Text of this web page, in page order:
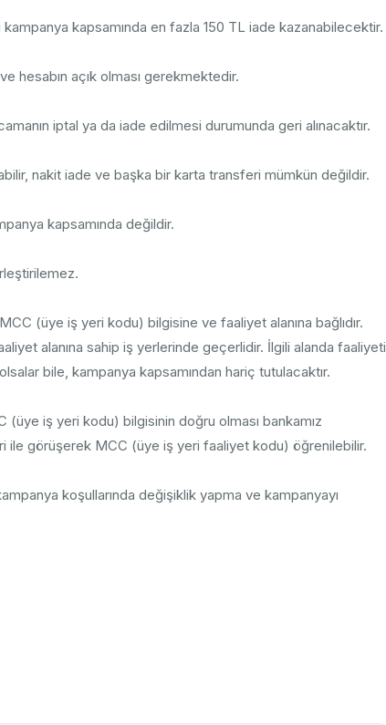
kapsamında en fazla 150 TL iade kazanabilecektir.
hesabın açık olması gerekmektedir.
iptal ya da iade edilmesi durumunda geri alınacaktır.
nakit iade ve başka bir karta transferi mümkün değildir.
kapsamında değildir.
(üye iş yeri kodu) bilgisine ve faaliyet alanına bağlıdır.
alanına sahip iş yerlerinde geçerlidir. İlgili alanda faaliyeti
bile, kampanya kapsamından hariç tutulacaktır.
iş yeri kodu) bilgisinin doğru olması bankamız
ile görüşerek MCC (üye iş yeri faaliyet kodu) öğrenilebilir.
koşullarında değişiklik yapma ve kampanyayı